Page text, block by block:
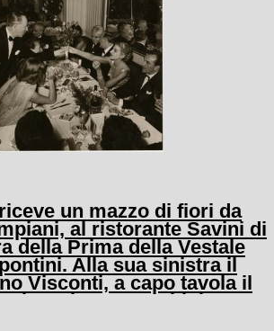
un mazzo di fiori da
al ristorante Savini di
della Prima della Vestale
Alla sua sinistra il
Visconti, a capo tavola il
Battista Meneghini, a
è seduto il